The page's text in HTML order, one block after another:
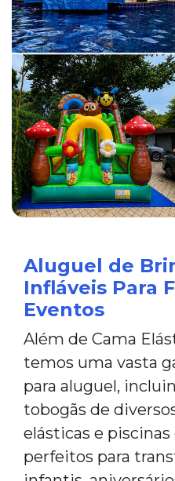
Aluguel de
Infláveis Para
Eventos
Além de Cama
temos uma vasta
para aluguel,
tobogãs de
elásticas e piscinas
perfeitos para